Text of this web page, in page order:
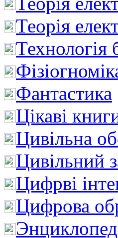
Теорія
Технологія
Фантастика
Цікаві
Цивільна
Цивільний
Цифрві
Цифрова